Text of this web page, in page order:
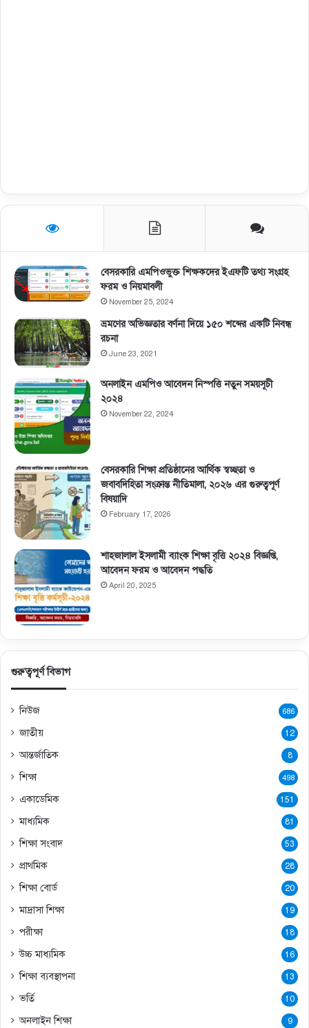
বেসরকারি এমপিওভুক্ত শিক্ষকদের ইএফটি তথ্য সংগ্রহ
ফরম ও নিয়মাবলী
November 25, 2024
ভ্রমণের অভিজ্ঞতার বর্ণনা দিয়ে ১৫০ শব্দের একটি নিবন্ধ
রচনা
June 23, 2021
অনলাইন এমপিও আবেদন নিস্পত্তি নতুন সময়সূচী
২০২৪
November 22, 2024
বেসরকারি শিক্ষা প্রতিষ্ঠানের আর্থিক স্বচ্ছতা ও
জবাবদিহিতা সংক্রান্ত নীতিমালা, ২০২৬ এর গুরুত্বপূর্ণ
বিষয়াদি
February 17, 2026
শাহজালাল ইসলামী ব্যাংক শিক্ষা বৃত্তি ২০২৪ বিজ্ঞপ্তি,
আবেদন ফরম ও আবেদন পদ্ধতি
April 20, 2025
গুরুত্বপূর্ণ বিভাগ
নিউজ 686
জাতীয় 12
আন্তর্জাতিক 8
শিক্ষা 498
একাডেমিক 151
মাধ্যমিক 81
শিক্ষা সংবাদ 53
প্রাথমিক 28
শিক্ষা বোর্ড 20
মাদ্রাসা শিক্ষা 19
পরীক্ষা 18
উচ্চ মাধ্যমিক 16
শিক্ষা ব্যবস্থাপনা 13
ভর্তি 10
অনলাইন শিক্ষা 9